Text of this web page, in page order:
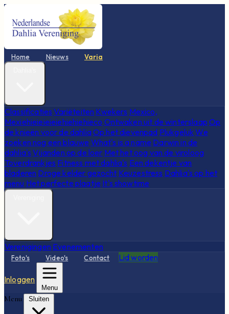
Home Nieuws Varia
Classificaties Variëteiten Kwekers Mexico,
Mexiehieieieieiehiehiehieco Ontwaken uit de winterslaap Op
de knieën voor de dahliaOp het dievenpad Plukgeluk We
zoeken nog een blauwe What's is a name Darwin in de
dahlia's Vijanden op de loer Met het oog van de viroloog
Toverdrankjes Fitness met dahlia's Een dekentje van
bladeren Droge kelder gezocht Keuzestress Dahlia's op het
menu Het perfecte plaatje It's showtime
Verenigingen Evenementen
Foto's Video's Contact Lid worden
Inloggen
Menu
Menu Sluiten